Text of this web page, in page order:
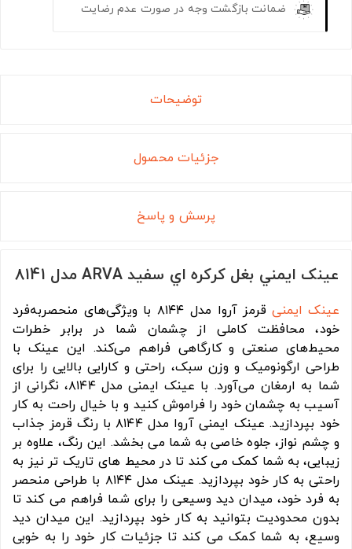
ضمانت بازگشت وجه در صورت عدم رضایت
توضیحات
جزئیات محصول
پرسش و پاسخ
عينک ايمني بغل کرکره اي سفيد ARVA مدل 8141
عینک ایمنی
قرمز آروا مدل ۸۱۴۴ با ویژگی‌های منحصربه‌فرد
خود، محافظت کاملی از چشمان شما در برابر خطرات
محیط‌های صنعتی و کارگاهی فراهم می‌کند. این عینک با
طراحی ارگونومیک و وزن سبک، راحتی و کارایی بالایی را برای
شما به ارمغان می‌آورد. با عینک ایمنی مدل ۸۱۴۴، نگرانی از
آسیب به چشمان خود را فراموش کنید و با خیال راحت به کار
خود بپردازید. عینک ایمنی آروا مدل ۸۱۴۴ با رنگ قرمز جذاب
و چشم ‌نواز، جلوه خاصی به شما می ‌بخشد. این رنگ، علاوه بر
زیبایی، به شما کمک می ‌کند تا در محیط‌ های تاریک‌ تر نیز به
راحتی به کار خود بپردازید. عینک مدل ۸۱۴۴ با طراحی منحصر
به‌ فرد خود، میدان دید وسیعی را برای شما فراهم می ‌کند تا
بدون محدودیت بتوانید به کار خود بپردازید. این میدان دید
وسیع، به شما کمک می ‌کند تا جزئیات کار خود را به خوبی